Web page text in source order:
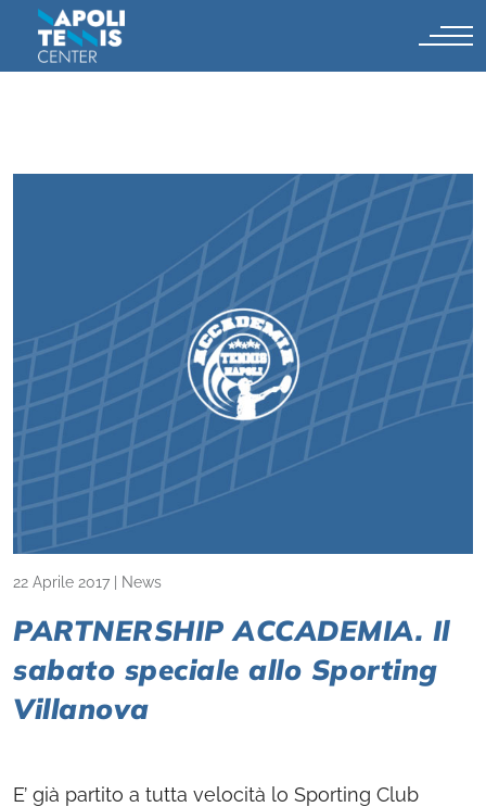
22 Aprile 2017 News
PARTNERSHIP ACCADEMIA. Il
sabato speciale allo Sporting
Villanova
E’ già partito a tutta velocità lo Sporting Club